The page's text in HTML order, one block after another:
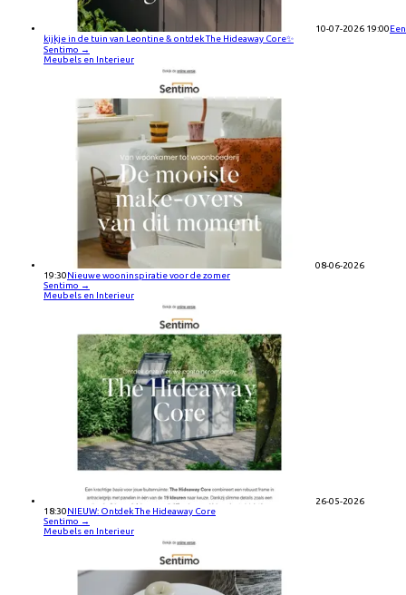
10-07-2026 19:00Een
kijkje in de tuin van Leontine & ontdek The Hideaway Core✨
Sentimo →
Meubels en Interieur
08-06-2026
19:30Nieuwe wooninspiratie voor de zomer
Sentimo →
Meubels en Interieur
26-05-2026
18:30NIEUW: Ontdek The Hideaway Core
Sentimo →
Meubels en Interieur